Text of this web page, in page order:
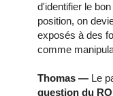
d'identifier le
position, on
exposés à des
comme
Thomas — Le
question du